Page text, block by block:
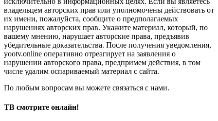
владельцем авторских прав или уполномочены действовать от
их имени, пожалуйста, сообщите о предполагаемых
нарушениях авторских прав. Укажите материал, который, по
вашему мнению, нарушает авторские права, предъявив
убедительные доказательства. После получения уведомления,
yootv.online оперативно отреагирует на заявления о
нарушении авторского права, предпримем действия, в том
числе удалим оспариваемый материал с сайта.
По любым вопросам вы можете связаться с нами.
ТВ смотрите онлайн!